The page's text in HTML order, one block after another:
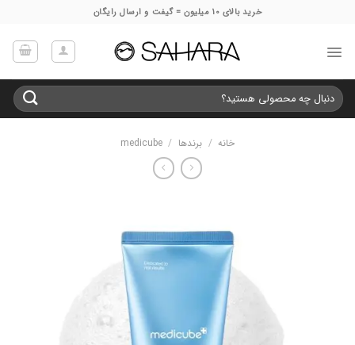
خرید بالای 10 میلیون = گیفت و ارسال رایگان
جستجو
برای:
خانه / برندها /
medicube